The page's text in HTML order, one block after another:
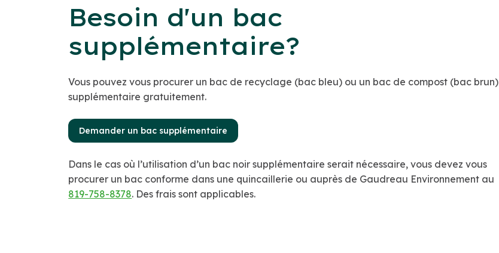
Besoin d'un bac
supplémentaire?
Vous pouvez vous procurer un bac de recyclage (bac bleu) ou un bac de compost (bac brun)
supplémentaire gratuitement.
Demander un bac supplémentaire
Dans le cas où l’utilisation d’un bac noir supplémentaire serait nécessaire, vous devez vous
procurer un bac conforme dans une quincaillerie ou auprès de Gaudreau Environnement au
819-758-8378. Des frais sont applicables.